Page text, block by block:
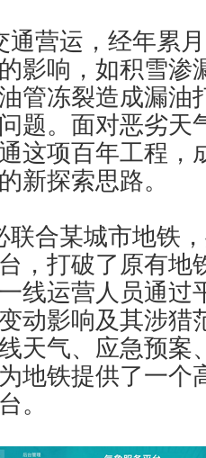
通营运，经年累
影响，如积雪渗
管冻裂造成漏油
题。面对恶劣天
这项百年工程，
新探索思路。
联合某城市地铁
，打破了原有地
线运营人员通过
动影响及其涉猎
天气、应急预案
地铁提供了一个
。